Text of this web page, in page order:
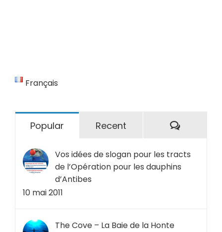
Français
Popular Recent
Vos idées de slogan pour les tracts
de l’Opération pour les dauphins
d’Antibes
10 mai 2011
The Cove – La Baie de la Honte